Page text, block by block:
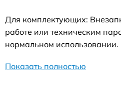
Для комплектующих:
работе или техническим
нормальном использовании.
Показать полностью